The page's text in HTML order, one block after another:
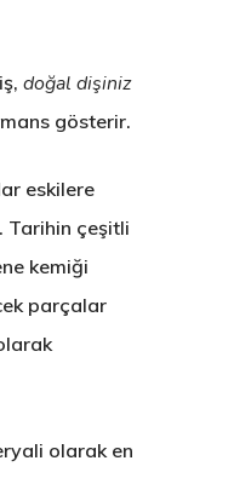
doğal dişiniz
gösterir.
eskilere
Tarihin çeşitli
kemiği
parçalar
olarak en